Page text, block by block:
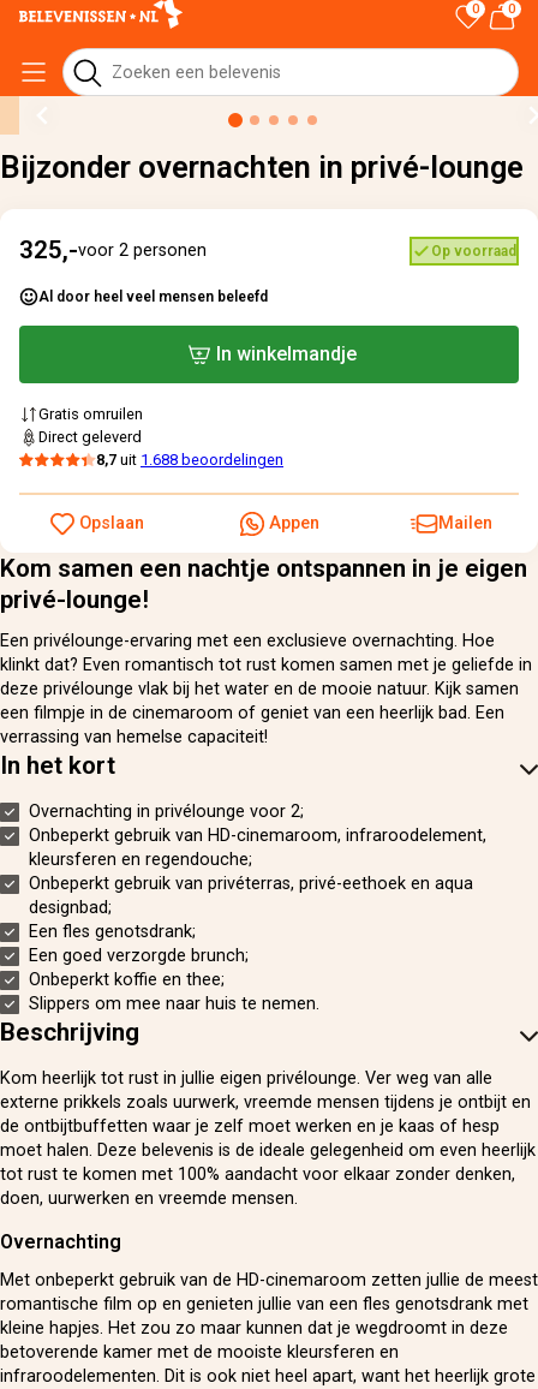
0 0
› Bijzonder overnachten in privé-lounge
Bijzonder overnachten in privé-lounge
Kom samen een nachtje ontspannen in je eigen
privé-lounge!
Een privélounge-ervaring met een exclusieve overnachting. Hoe
klinkt dat? Even romantisch tot rust komen samen met je geliefde in
deze privélounge vlak bij het water en de mooie natuur. Kijk samen
een filmpje in de cinemaroom of geniet van een heerlijk bad. Een
verrassing van hemelse capaciteit!
In het kort
Overnachting in privélounge voor 2;
Onbeperkt gebruik van HD-cinemaroom, infraroodelement,
kleursferen en regendouche;
Onbeperkt gebruik van privéterras, privé-eethoek en aqua
designbad;
Een fles genotsdrank;
Een goed verzorgde brunch;
Onbeperkt koffie en thee;
Slippers om mee naar huis te nemen.
Beschrijving
Kom heerlijk tot rust in jullie eigen privélounge. Ver weg van alle
externe prikkels zoals uurwerk, vreemde mensen tijdens je ontbijt en
de ontbijtbuffetten waar je zelf moet werken en je kaas of hesp
moet halen. Deze belevenis is de ideale gelegenheid om even heerlijk
tot rust te komen met 100% aandacht voor elkaar zonder denken,
doen, uurwerken en vreemde mensen.
Overnachting
Met onbeperkt gebruik van de HD-cinemaroom zetten jullie de meest
romantische film op en genieten jullie van een fles genotsdrank met
kleine hapjes. Het zou zo maar kunnen dat je wegdroomt in deze
betoverende kamer met de mooiste kleursferen en
infraroodelementen. Dit is ook niet heel apart, want het heerlijk grote
325,-voor 2 personen Op voorraad
Al door heel veel mensen beleefd
In winkelmandje
Gratis omruilen
Direct geleverd
8,7 uit 1.688 beoordelingen
Opslaan Appen Mailen